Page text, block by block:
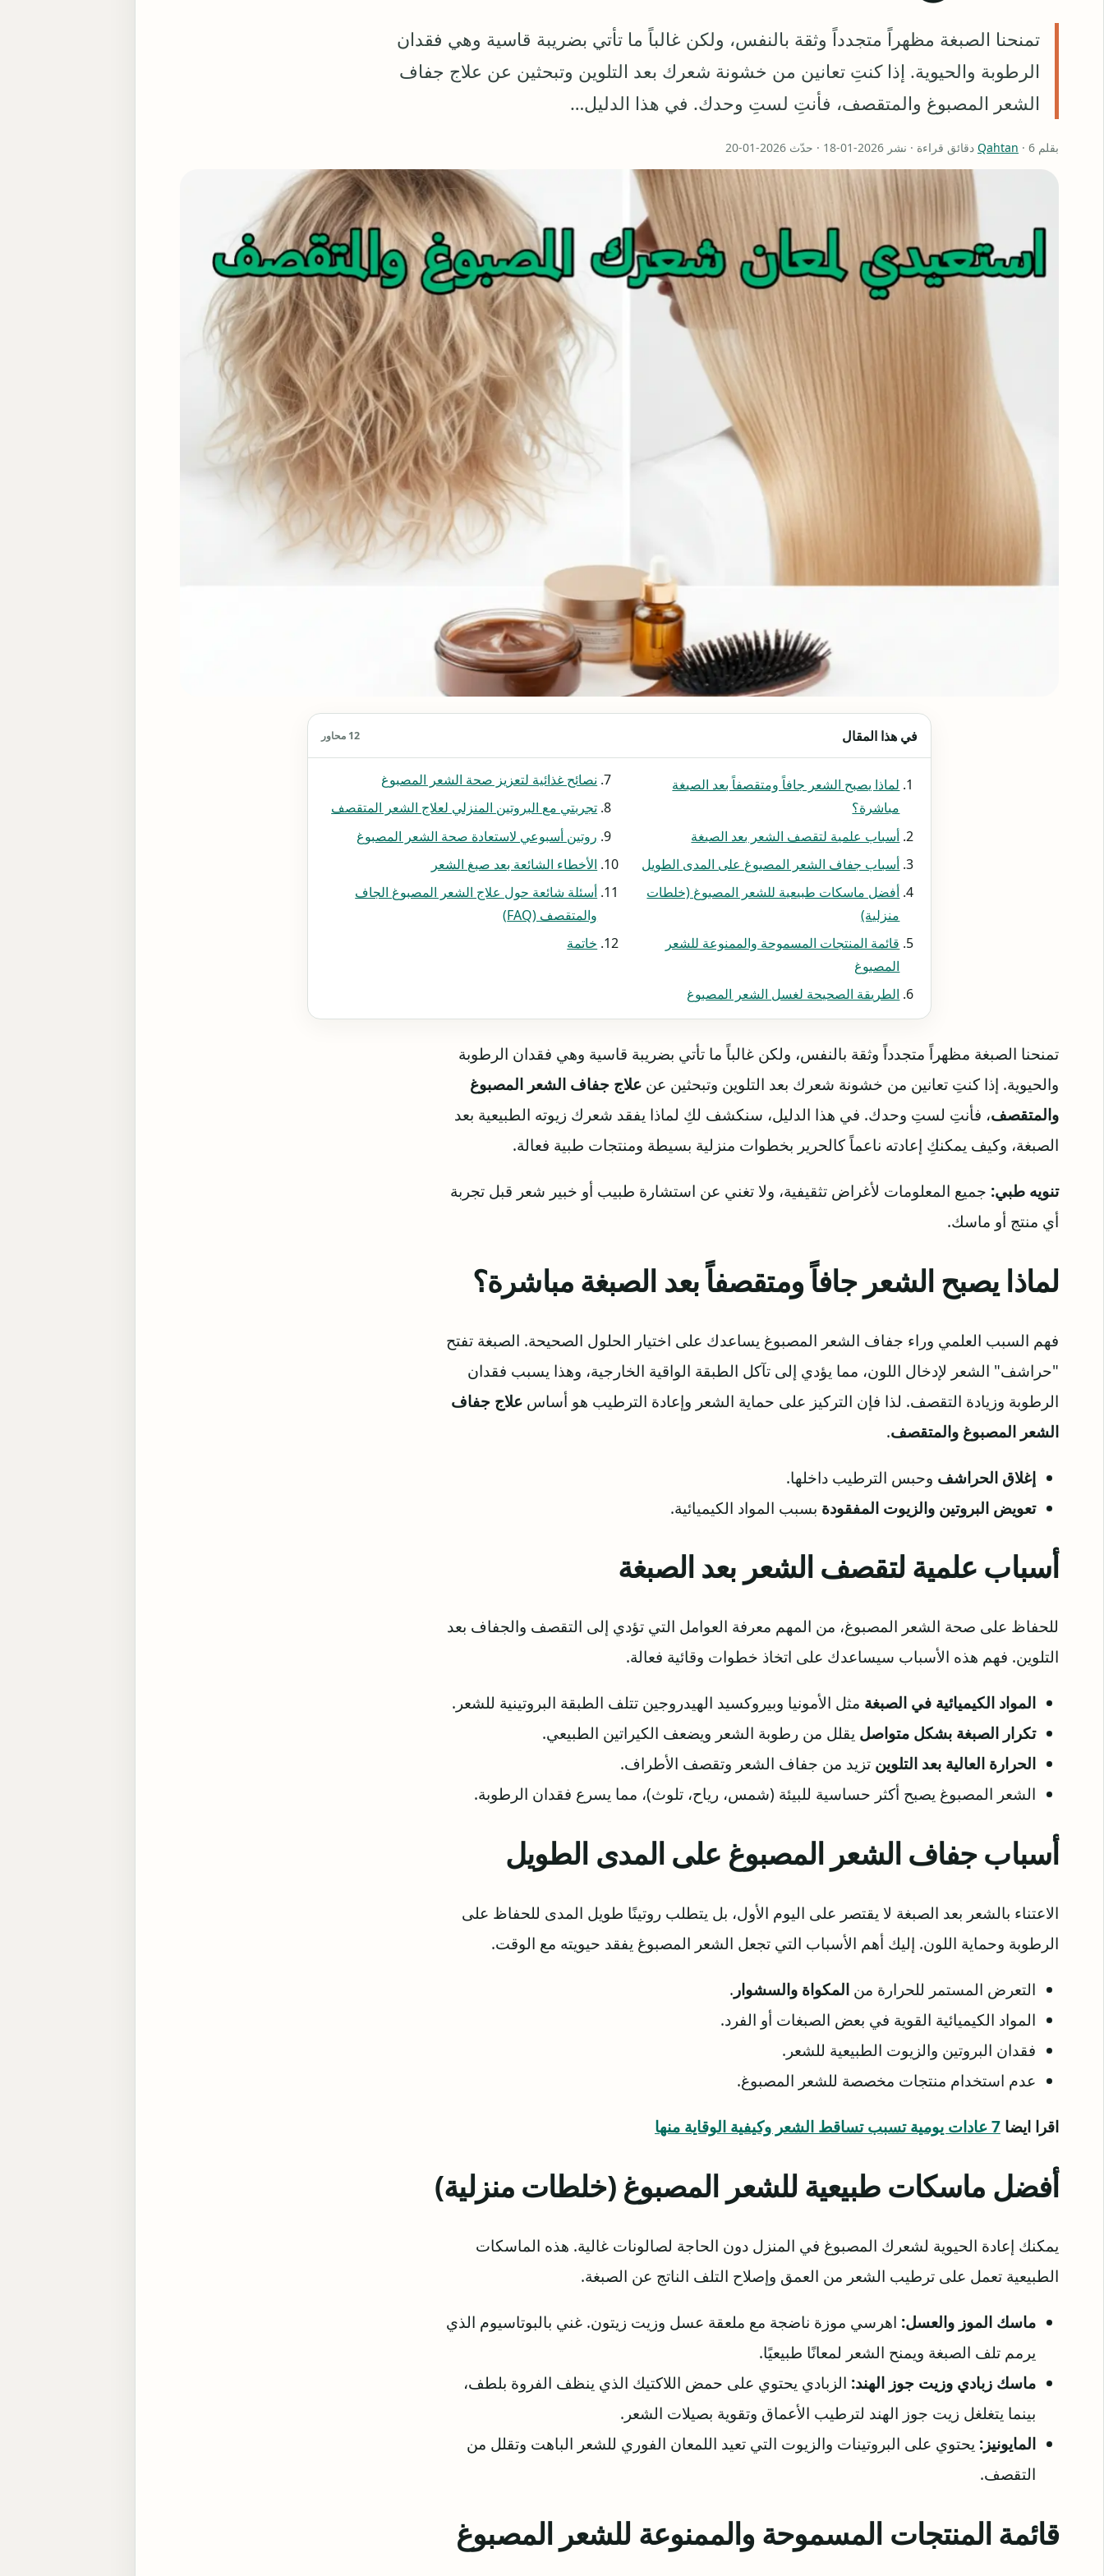
تمنحنا الصبغة مظهراً متجدداً وثقة بالنفس، ولكن غالباً ما تأتي بضريبة قاسية وهي فقدان
الرطوبة والحيوية. إذا كنتِ تعانين من خشونة شعرك بعد التلوين وتبحثين عن علاج جفاف
الشعر المصبوغ والمتقصف، فأنتِ لستِ وحدك. في هذا الدليل…
بقلم Qahtan · 6 دقائق قراءة · نشر 2026-01-18 · حدّث 2026-01-20
في هذا المقال 12 محاور
لماذا يصبح الشعر جافاً ومتقصفاً بعد الصبغة
مباشرة؟
أسباب علمية لتقصف الشعر بعد الصبغة
أسباب جفاف الشعر المصبوغ على المدى الطويل
أفضل ماسكات طبيعية للشعر المصبوغ (خلطات
منزلية)
قائمة المنتجات المسموحة والممنوعة للشعر
المصبوغ
الطريقة الصحيحة لغسل الشعر المصبوغ
نصائح غذائية لتعزيز صحة الشعر المصبوغ
تجربتي مع البروتين المنزلي لعلاج الشعر المتقصف
روتين أسبوعي لاستعادة صحة الشعر المصبوغ
الأخطاء الشائعة بعد صبغ الشعر
أسئلة شائعة حول علاج الشعر المصبوغ الجاف
والمتقصف (FAQ)
خاتمة
تمنحنا الصبغة مظهراً متجدداً وثقة بالنفس، ولكن غالباً ما تأتي بضريبة قاسية وهي فقدان الرطوبة
والحيوية. إذا كنتِ تعانين من خشونة شعرك بعد التلوين وتبحثين عن علاج جفاف الشعر المصبوغ
والمتقصف، فأنتِ لستِ وحدك. في هذا الدليل، سنكشف لكِ لماذا يفقد شعرك زيوته الطبيعية بعد
الصبغة، وكيف يمكنكِ إعادته ناعماً كالحرير بخطوات منزلية بسيطة ومنتجات طبية فعالة.
تنويه طبي: جميع المعلومات لأغراض تثقيفية، ولا تغني عن استشارة طبيب أو خبير شعر قبل تجربة
أي منتج أو ماسك.
لماذا يصبح الشعر جافاً ومتقصفاً بعد الصبغة مباشرة؟
فهم السبب العلمي وراء جفاف الشعر المصبوغ يساعدك على اختيار الحلول الصحيحة. الصبغة تفتح
"حراشف" الشعر لإدخال اللون، مما يؤدي إلى تآكل الطبقة الواقية الخارجية، وهذا يسبب فقدان
الرطوبة وزيادة التقصف. لذا فإن التركيز على حماية الشعر وإعادة الترطيب هو أساس علاج جفاف
الشعر المصبوغ والمتقصف.
إغلاق الحراشف وحبس الترطيب داخلها.
تعويض البروتين والزيوت المفقودة بسبب المواد الكيميائية.
أسباب علمية لتقصف الشعر بعد الصبغة
للحفاظ على صحة الشعر المصبوغ، من المهم معرفة العوامل التي تؤدي إلى التقصف والجفاف بعد
التلوين. فهم هذه الأسباب سيساعدك على اتخاذ خطوات وقائية فعالة.
المواد الكيميائية في الصبغة مثل الأمونيا وبيروكسيد الهيدروجين تتلف الطبقة البروتينية للشعر.
تكرار الصبغة بشكل متواصل يقلل من رطوبة الشعر ويضعف الكيراتين الطبيعي.
الحرارة العالية بعد التلوين تزيد من جفاف الشعر وتقصف الأطراف.
الشعر المصبوغ يصبح أكثر حساسية للبيئة (شمس، رياح، تلوث)، مما يسرع فقدان الرطوبة.
أسباب جفاف الشعر المصبوغ على المدى الطويل
الاعتناء بالشعر بعد الصبغة لا يقتصر على اليوم الأول، بل يتطلب روتينًا طويل المدى للحفاظ على
الرطوبة وحماية اللون. إليك أهم الأسباب التي تجعل الشعر المصبوغ يفقد حيويته مع الوقت.
التعرض المستمر للحرارة منالمكواة والسشوار .
المواد الكيميائية القوية في بعض الصبغات أو الفرد.
فقدان البروتين والزيوت الطبيعية للشعر.
عدم استخدام منتجات مخصصة للشعر المصبوغ.
اقرا ايضا 7 عادات يومية تسبب تساقط الشعر وكيفية الوقاية منها
أفضل ماسكات طبيعية للشعر المصبوغ (خلطات منزلية)
يمكنك إعادة الحيوية لشعرك المصبوغ في المنزل دون الحاجة لصالونات غالية. هذه الماسكات
الطبيعية تعمل على ترطيب الشعر من العمق وإصلاح التلف الناتج عن الصبغة.
ماسك الموز والعسل: اهرسي موزة ناضجة مع ملعقة عسل وزيت زيتون. غني بالبوتاسيوم الذي
يرمم تلف الصبغة ويمنح الشعر لمعانًا طبيعيًا.
ماسك زبادي وزيت جوز الهند: الزبادي يحتوي على حمض اللاكتيك الذي ينظف الفروة بلطف،
بينما يتغلغل زيت جوز الهند لترطيب الأعماق وتقوية بصيلات الشعر.
المايونيز: يحتوي على البروتينات والزيوت التي تعيد اللمعان الفوري للشعر الباهت وتقلل من
التقصف.
قائمة المنتجات المسموحة والممنوعة للشعر المصبوغ